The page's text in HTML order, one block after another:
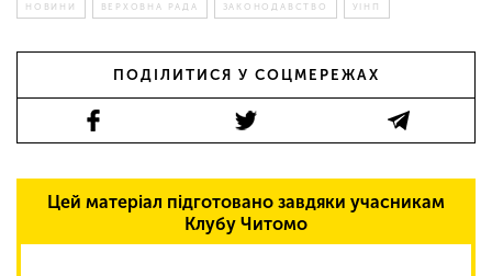
НОВИНИ ВЕРХОВНА РАДА ЗАКОНОДАВСТВО УІНП
ПОДІЛИТИСЯ У СОЦМЕРЕЖАХ
Цей матеріал підготовано завдяки учасникам
Клубу Читомо